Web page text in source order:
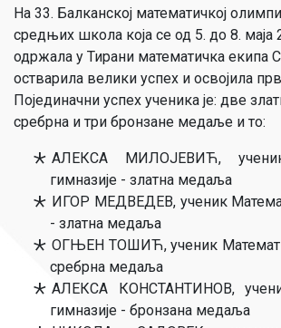
На 33. Балканској математичкој
средњих школа која се од 5. до 8. маја
одржала у Тирани математичка екипа
остварила велики успех и освојила
Појединачни успех ученика је: две
сребрна и три бронзане медаље и то:
АЛЕКСА МИЛОЈЕВИЋ,
гимназије - златна медаља
ИГОР МЕДВЕДЕВ, ученик
- златна медаља
ОГЊЕН ТОШИЋ, ученик
сребрна медаља
АЛЕКСА КОНСТАНТИНОВ,
гимназије - бронзана медаља